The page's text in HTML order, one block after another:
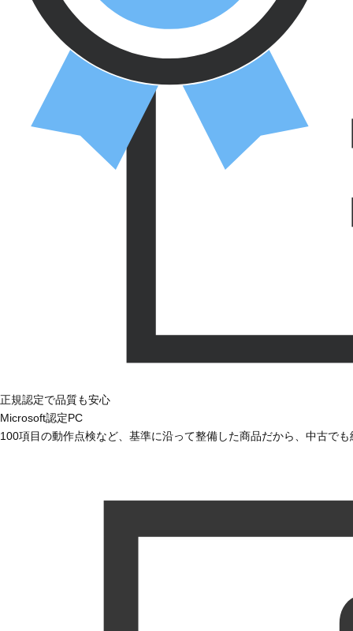
正規認定で品質も安心
Microsoft認定PC
100項目の動作点検など、基準に沿って整備した商品だから、中古で